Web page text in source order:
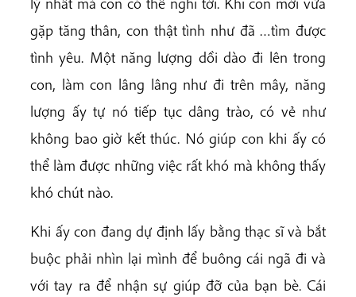
gặp tăng thân, con thật tình như đã …tìm được
tình yêu. Một năng lượng dồi dào đi lên trong
con, làm con lâng lâng như đi trên mây, năng
lượng ấy tự nó tiếp tục dâng trào, có vẻ như
không bao giờ kết thúc. Nó giúp con khi ấy có
thể làm được những việc rất khó mà không thấy
khó chút nào.
Khi ấy con đang dự định lấy bằng thạc sĩ và bắt
buộc phải nhìn lại mình để buông cái ngã đi và
với tay ra để nhận sự giúp đỡ của bạn bè. Cái